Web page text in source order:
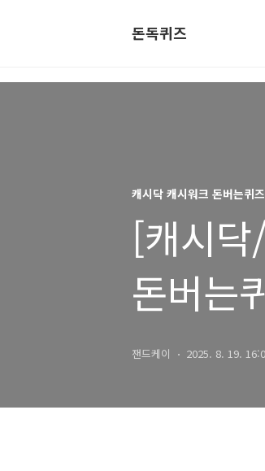
돈독퀴즈
캐시닥 캐시워크 돈버는퀴즈
[캐시
돈버는
잰드케이 2025. 8. 19.